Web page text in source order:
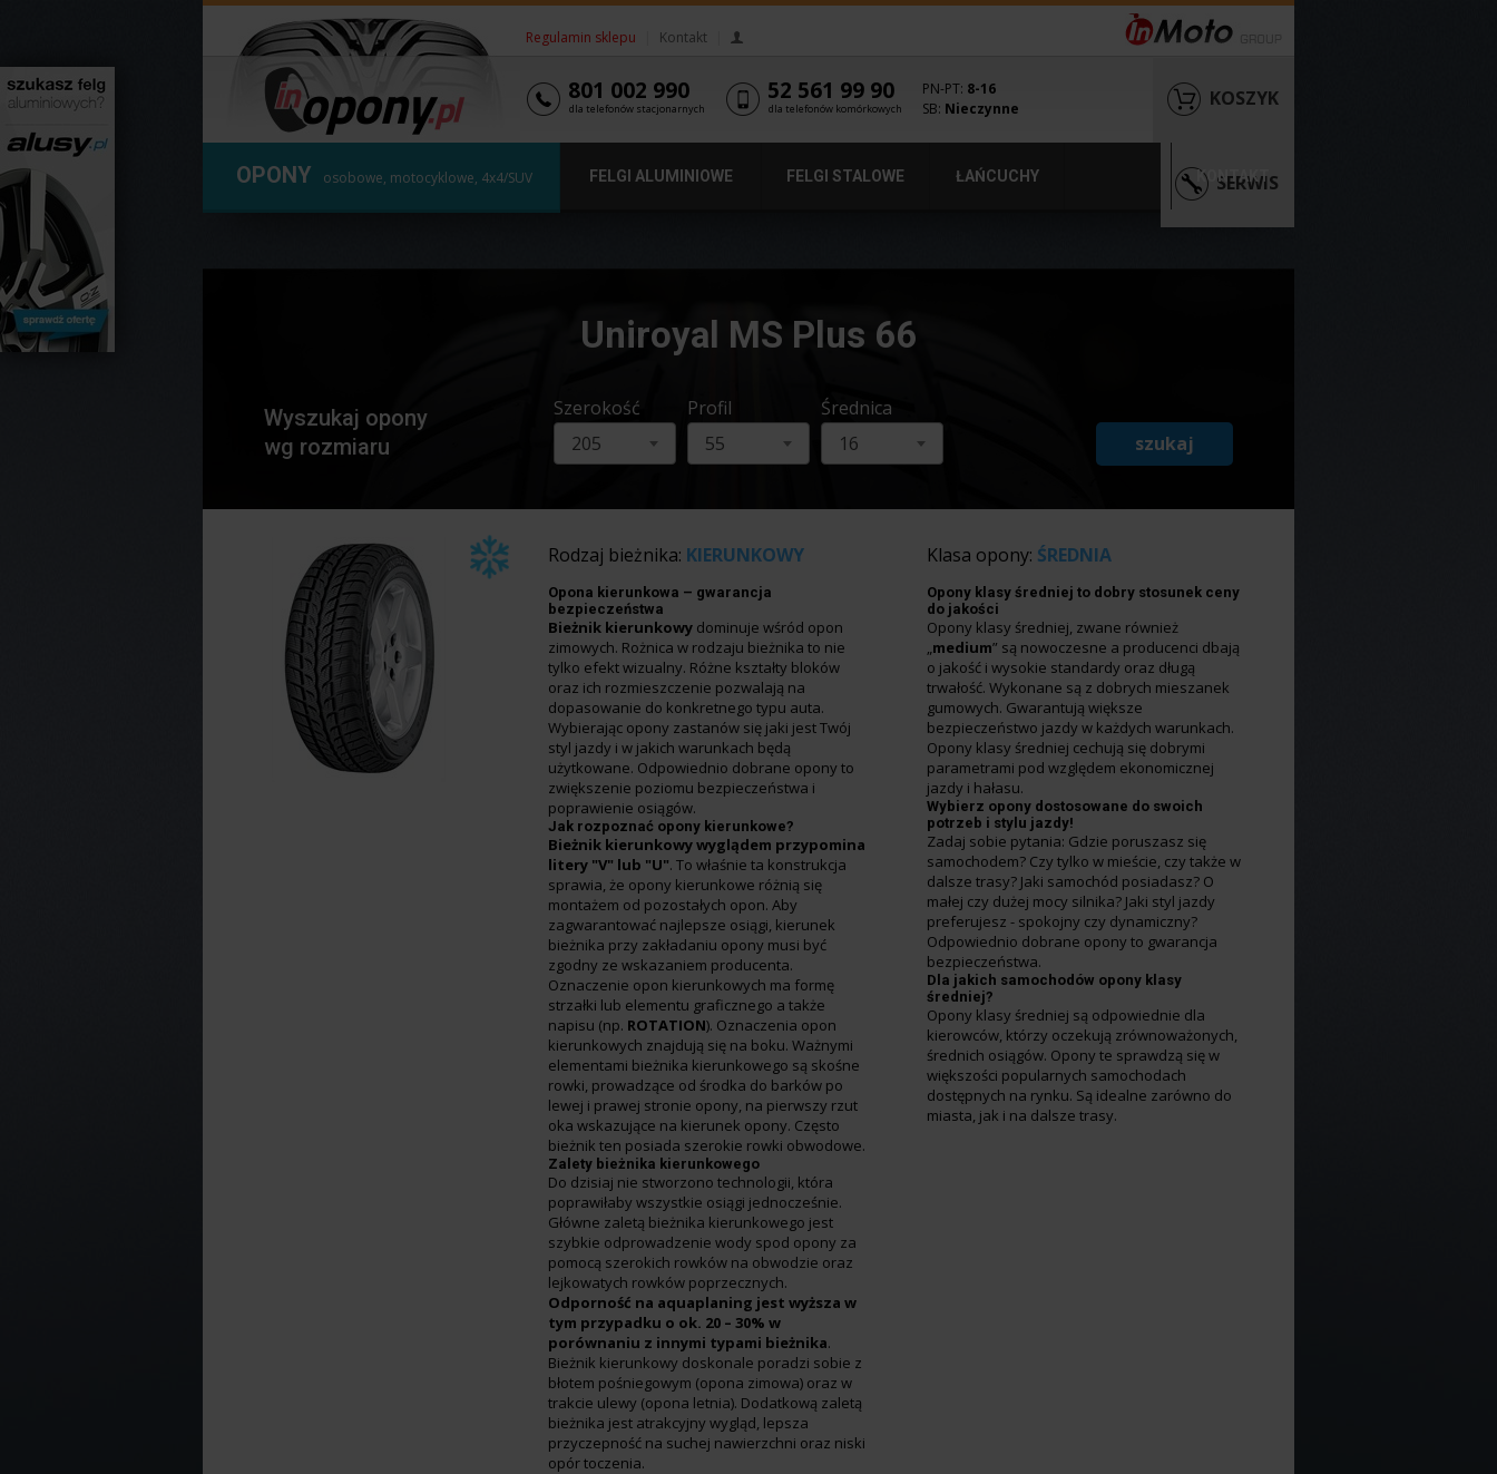
Regulamin sklepu Kontakt
801 002 990
dla telefonów stacjonarnych
52 561 99 90
dla telefonów komórkowych
PN-PT: 8-16
SB: Nieczynne KOSZYK
SERWIS
OPONY osobowe, motocyklowe, 4x4/SUV FELGI ALUMINIOWE FELGI STALOWE ŁAŃCUCHY KONTAKT
Uniroyal MS Plus 66
Wyszukaj opony
wg rozmiaru
Szerokość
205
Profil
55
Średnica
16
szukaj
Rodzaj bieżnika: KIERUNKOWY
Opona kierunkowa – gwarancja
bezpieczeństwa
Bieżnik kierunkowy dominuje wśród opon
zimowych. Rożnica w rodzaju bieżnika to nie
tylko efekt wizualny. Różne kształty bloków
oraz ich rozmieszczenie pozwalają na
dopasowanie do konkretnego typu auta.
Wybierając opony zastanów się jaki jest Twój
styl jazdy i w jakich warunkach będą
użytkowane. Odpowiednio dobrane opony to
zwiększenie poziomu bezpieczeństwa i
poprawienie osiągów.
Jak rozpoznać opony kierunkowe?
Bieżnik kierunkowywyglądem przypomina
litery "V" lub "U". To właśnie ta konstrukcja
sprawia, że opony kierunkowe różnią się
montażem od pozostałych opon. Aby
zagwarantować najlepsze osiągi, kierunek
bieżnika przy zakładaniu opony musi być
zgodny ze wskazaniem producenta.
Oznaczenie opon kierunkowych ma formę
strzałki lub elementu graficznego a także
napisu (np. ROTATION). Oznaczenia opon
kierunkowych znajdują się na boku. Ważnymi
elementami bieżnika kierunkowego są skośne
rowki, prowadzące od środka do barków po
lewej i prawej stronie opony, na pierwszy rzut
oka wskazujące na kierunek opony. Często
bieżnik ten posiada szerokie rowki obwodowe.
Zalety bieżnika kierunkowego
Do dzisiaj nie stworzono technologii, która
poprawiłaby wszystkie osiągi jednocześnie.
Główne zaletą bieżnika kierunkowego jest
szybkie odprowadzenie wody spod opony za
pomocą szerokich rowków na obwodzie oraz
lejkowatych rowków poprzecznych.
Odporność na aquaplaning jest wyższa w
tym przypadku o ok. 20 – 30% w
porównaniu z innymi typami bieżnika.
Bieżnik kierunkowy doskonale poradzi sobie z
błotem pośniegowym (opona zimowa) oraz w
trakcie ulewy (opona letnia). Dodatkową zaletą
bieżnika jest atrakcyjny wygląd, lepsza
przyczepność na suchej nawierzchni oraz niski
opór toczenia.
Klasa opony: ŚREDNIA
Opony klasy średniej to dobry stosunek ceny
do jakości
Opony klasy średniej, zwane również
„medium” są nowoczesne a producenci dbają
o jakość i wysokie standardy oraz długą
trwałość. Wykonane są z dobrych mieszanek
gumowych. Gwarantują większe
bezpieczeństwo jazdy w każdych warunkach.
Opony klasy średniej cechują się dobrymi
parametrami pod względem ekonomicznej
jazdy i hałasu.
Wybierz opony dostosowane do swoich
potrzeb i stylu jazdy!
Zadaj sobie pytania: Gdzie poruszasz się
samochodem? Czy tylko w mieście, czy także w
dalsze trasy? Jaki samochód posiadasz? O
małej czy dużej mocy silnika? Jaki styl jazdy
preferujesz - spokojny czy dynamiczny?
Odpowiednio dobrane opony to gwarancja
bezpieczeństwa.
Dla jakich samochodów opony klasy
średniej?
Opony klasy średniej są odpowiednie dla
kierowców, którzy oczekują zrównoważonych,
średnich osiągów. Opony te sprawdzą się w
większości popularnych samochodach
dostępnych na rynku. Są idealne zarówno do
miasta, jak i na dalsze trasy.